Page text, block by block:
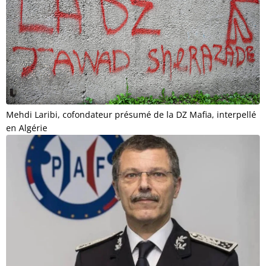
Mehdi Laribi, cofondateur présumé de la DZ Mafia, interpellé
en Algérie